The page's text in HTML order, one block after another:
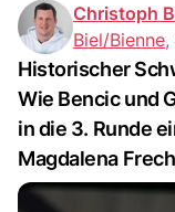
Christoph
Biel/Bienne,
Historischer
Wie Bencic und
in die 3. Runde
Magdalena